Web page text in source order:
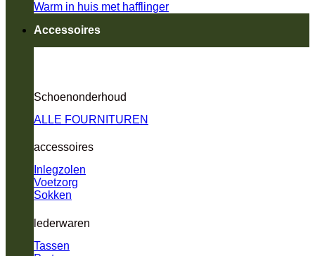
Warm in huis met hafflinger
Accessoires
Schoenonderhoud
ALLE FOURNITUREN
accessoires
Inlegzolen
Voetzorg
Sokken
lederwaren
Tassen